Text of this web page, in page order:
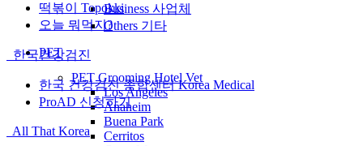
Business 사업체
Others 기타
PET
PET Grooming Hotel Vet
Los Angeles
Anaheim
Buena Park
Cerritos
떡볶이 Topokki
오늘 뭐먹지?
한국건강검진
한국 건강검진 종합센터 Korea Medical
ProAD 신청하기
All That Korea